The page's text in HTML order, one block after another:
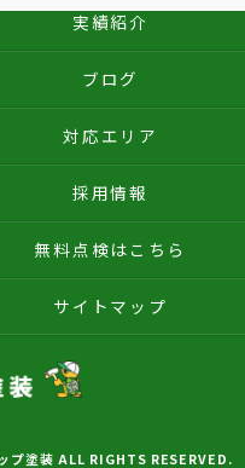
実績紹介
ブログ
対応エリア
採用情報
無料点検はこちら
サイトマップ
プ塗装 ALL RIGHTS RESERVED.